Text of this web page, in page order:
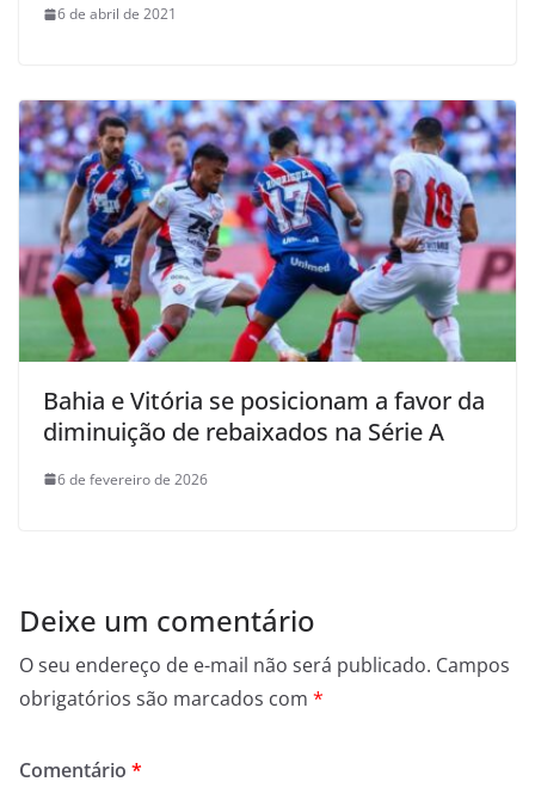
6 de abril de 2021
Bahia e Vitória se posicionam a favor da
diminuição de rebaixados na Série A
6 de fevereiro de 2026
Deixe um comentário
O seu endereço de e-mail não será publicado. Campos
obrigatórios são marcados com *
Comentário *